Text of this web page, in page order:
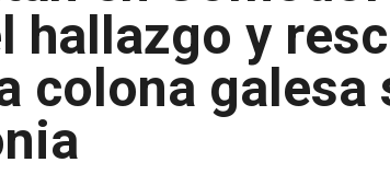
hallazgo y
colona galesa